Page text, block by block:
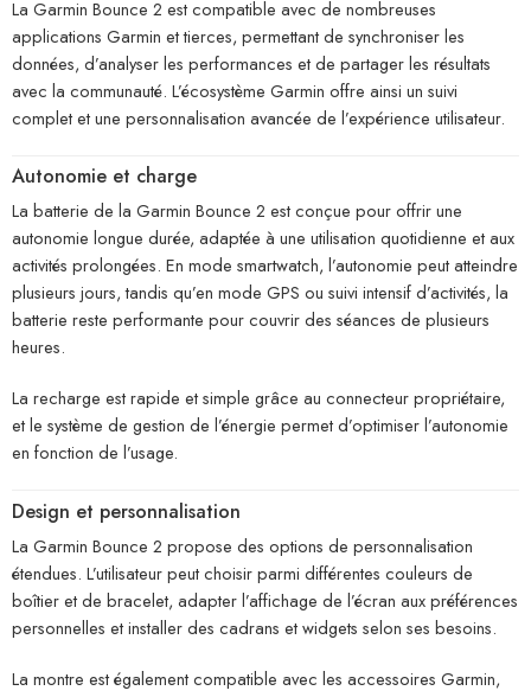
La Garmin Bounce 2 est compatible avec de nombreuses
applications Garmin et tierces, permettant de synchroniser les
données, d’analyser les performances et de partager les résultats
avec la communauté. L’écosystème Garmin offre ainsi un suivi
complet et une personnalisation avancée de l’expérience utilisateur.
Autonomie et charge
La batterie de la Garmin Bounce 2 est conçue pour offrir une
autonomie longue durée, adaptée à une utilisation quotidienne et aux
activités prolongées. En mode smartwatch, l’autonomie peut atteindre
plusieurs jours, tandis qu’en mode GPS ou suivi intensif d’activités, la
batterie reste performante pour couvrir des séances de plusieurs
heures.
La recharge est rapide et simple grâce au connecteur propriétaire,
et le système de gestion de l’énergie permet d’optimiser l’autonomie
en fonction de l’usage.
Design et personnalisation
La Garmin Bounce 2 propose des options de personnalisation
étendues. L’utilisateur peut choisir parmi différentes couleurs de
boîtier et de bracelet, adapter l’affichage de l’écran aux préférences
personnelles et installer des cadrans et widgets selon ses besoins.
La montre est également compatible avec les accessoires Garmin,